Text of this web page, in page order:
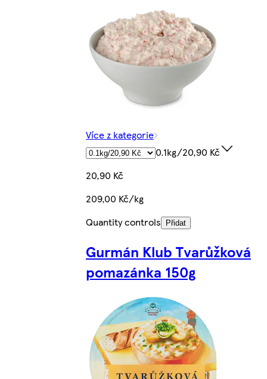
Více z kategorie
0.1kg/20,90 Kč
20,90 Kč
209,00 Kč/kg
Quantity controls
Přidat
Gurmán Klub Tvarůžková
pomazánka 150g